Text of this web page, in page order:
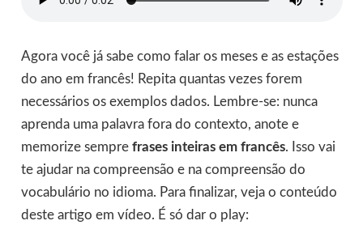
Agora você já sabe como falar os meses e as estações
do ano em francês! Repita quantas vezes forem
necessários os exemplos dados. Lembre-se: nunca
aprenda uma palavra fora do contexto, anote e
memorize sempre frases inteiras em francês. Isso vai
te ajudar na compreensão e na compreensão do
vocabulário no idioma. Para finalizar, veja o conteúdo
deste artigo em vídeo. É só dar o play: